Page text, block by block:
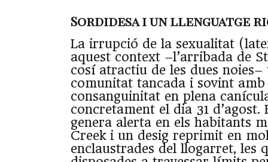
Sordidesa i un llenguatge
La irrupció de la sexualitat
aquest context –l’arribada de
cosí atractiu de les dues noies–
comunitat tancada i sovint amb
consanguinitat en plena
concretament el dia 31 d’agost.
genera alerta en els habitants
Creek i un desig reprimit en
enclaustrades del llogarret, les